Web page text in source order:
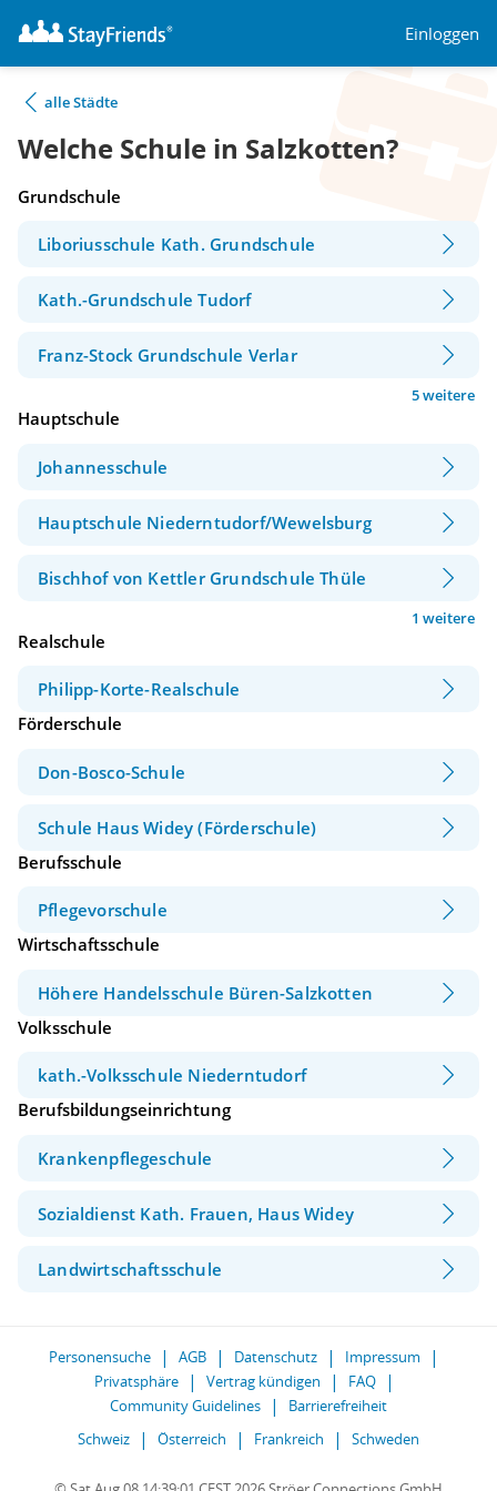
Einloggen
alle Städte
Welche Schule in Salzkotten?
Grundschule
Liboriusschule Kath. Grundschule
Kath.-Grundschule Tudorf
Franz-Stock Grundschule Verlar
5 weitere
Hauptschule
Johannesschule
Hauptschule Niederntudorf/Wewelsburg
Bischhof von Kettler Grundschule Thüle
1 weitere
Realschule
Philipp-Korte-Realschule
Förderschule
Don-Bosco-Schule
Schule Haus Widey (Förderschule)
Berufsschule
Pflegevorschule
Wirtschaftsschule
Höhere Handelsschule Büren-Salzkotten
Volksschule
kath.-Volksschule Niederntudorf
Berufsbildungseinrichtung
Krankenpflegeschule
Sozialdienst Kath. Frauen, Haus Widey
Landwirtschaftsschule
Personensuche AGB Datenschutz
Impressum
Privatsphäre
Vertrag kündigen
FAQ
Community Guidelines
Barrierefreiheit
Schweiz
Österreich Frankreich Schweden